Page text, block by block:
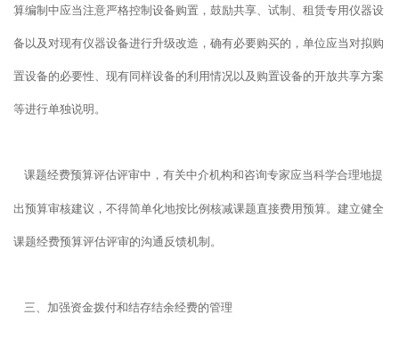
算编制中应当注意严格控制设备购置，鼓励共享、试制、租赁专用仪器设
备以及对现有仪器设备进行升级改造，确有必要购买的，单位应当对拟购
置设备的必要性、现有同样设备的利用情况以及购置设备的开放共享方案
等进行单独说明。
课题经费预算评估评审中，有关中介机构和咨询专家应当科学合理地提
出预算审核建议，不得简单化地按比例核减课题直接费用预算。建立健全
课题经费预算评估评审的沟通反馈机制。
三、加强资金拨付和结存结余经费的管理